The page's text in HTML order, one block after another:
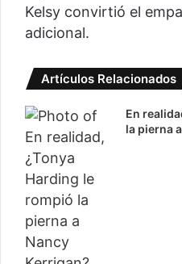
Kelsy convirtió el
adicional.
Artículos Relacionados
En
la pierna